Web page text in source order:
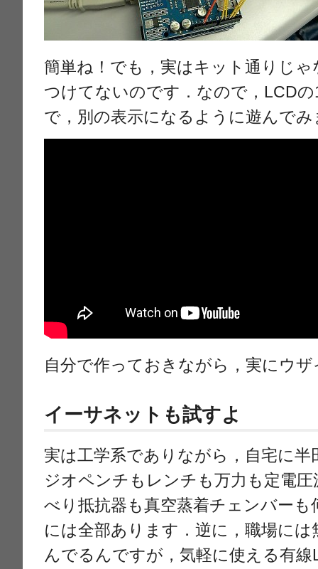
簡単ね！でも，実はキット通りじ
つけてないのです．なので，LCD
で，別の表示になるように遊んで
自分で作っておきながら，実にウ
イーサネットも試すよ
実は工学系でありながら，自宅に
ジオペンチもレンチも万力も定電
べり抵抗器も真空蒸着チェンバー
には全部あります．逆に，職場に
んでるんですが，気軽に使える有